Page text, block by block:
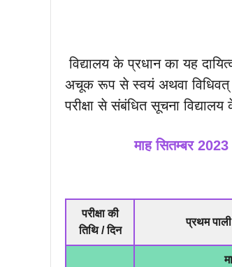
विद्यालय के प्रधान का यह
अचूक रूप से स्वयं अथवा विधिवत्
परीक्षा से संबंधित सूचना
माह सितम्बर 2023
परीक्षा की
तिथि / दिन
प्रथम